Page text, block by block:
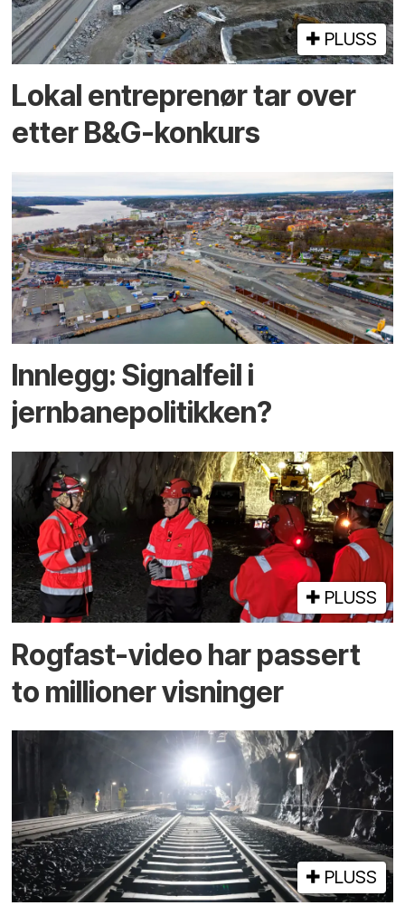
PLUSS
Lokal entreprenør tar over
etter B&G-konkurs
Innlegg: Signalfeil i
jernbanepolitikken?
PLUSS
Rogfast-video har passert
to millioner visninger
PLUSS